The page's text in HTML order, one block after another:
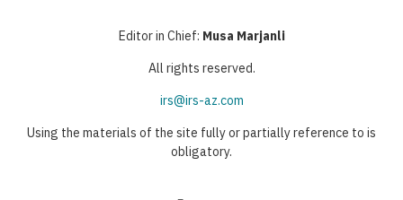
Editor in Chief: Musa Marjanli
All rights reserved.
irs@irs-az.com
Using the materials of the site fully or partially reference to is
obligatory.